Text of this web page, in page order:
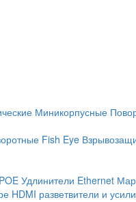
Миникорпусные
Fish Eye
Удлинители Ethernet
HDMI разветвители и